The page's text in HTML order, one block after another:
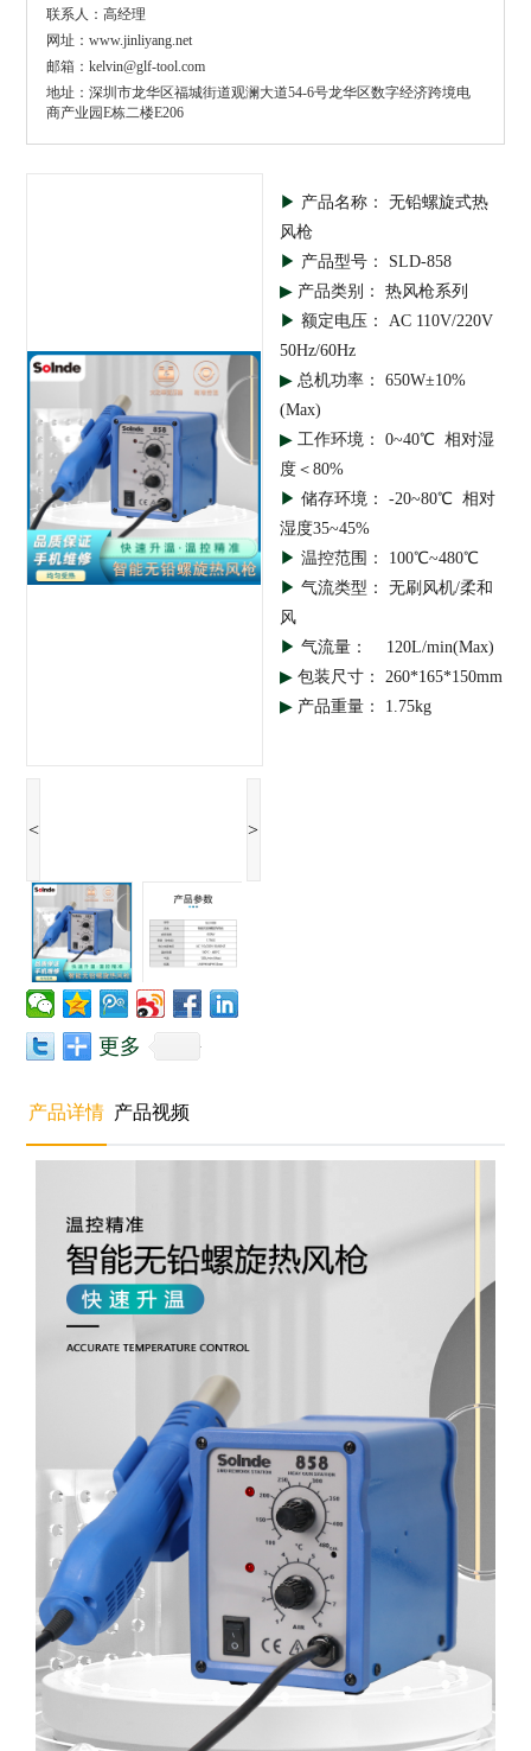
联系人：高经理
网址：www.jinliyang.net
邮箱：kelvin@glf-tool.com
地址：深圳市龙华区福城街道观澜大道54-6号龙华区数字经济跨境电
商产业园E栋二楼E206
< >
更多
▶ 产品名称： 无铅螺旋式热
风枪
▶ 产品型号： SLD-858
▶ 产品类别： 热风枪系列
▶ 额定电压： AC 110V/220V
50Hz/60Hz
▶总机功率： 650W±10%
(Max)
▶ 工作环境： 0~40℃ 相对湿
度＜80%
▶ 储存环境： -20~80℃ 相对
湿度35~45%
▶温控范围： 100℃~480℃
▶ 气流类型： 无刷风机/柔和
风
▶ 气流量： 120L/min(Max)
▶包装尺寸： 260*165*150mm
▶ 产品重量： 1.75kg
产品详情 产品视频